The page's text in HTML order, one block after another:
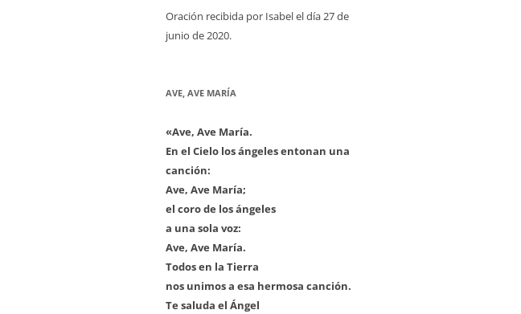
Oración recibida por Isabel el día 27 de
junio de 2020.
AVE, AVE MARÍA
«Ave, Ave María.
En el Cielo los ángeles entonan una
canción:
Ave, Ave María;
el coro de los ángeles
a una sola voz:
Ave, Ave María.
Todos en la Tierra
nos unimos a esa hermosa canción.
Te saluda el Ángel